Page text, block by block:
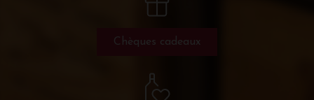
Chèques cadeaux